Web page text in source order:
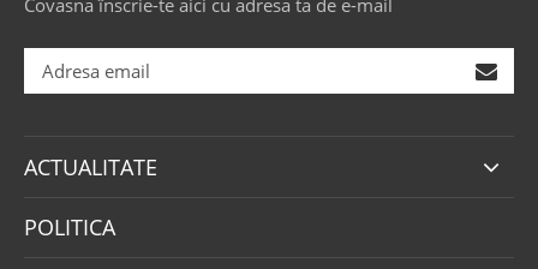
Covasna înscrie-te aici cu adresa ta de e-mail
ACTUALITATE
POLITICA